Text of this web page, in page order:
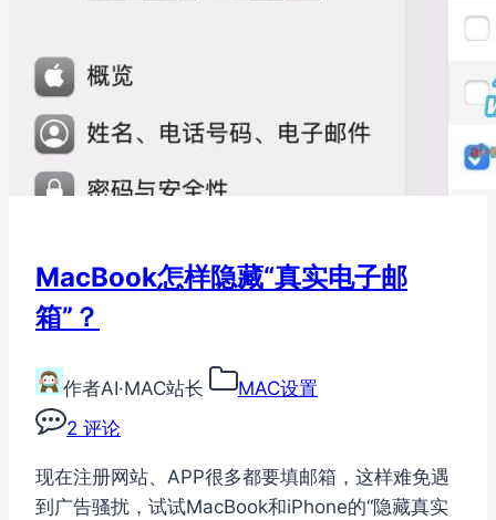
MacBook怎样隐藏“真实电子邮
箱”？
作者AI·MAC站长
MAC设置
2 评论
现在注册网站、APP很多都要填邮箱，这样难免遇
到广告骚扰，试试MacBook和iPhone的“隐藏真实